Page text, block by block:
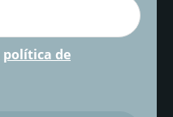
política de